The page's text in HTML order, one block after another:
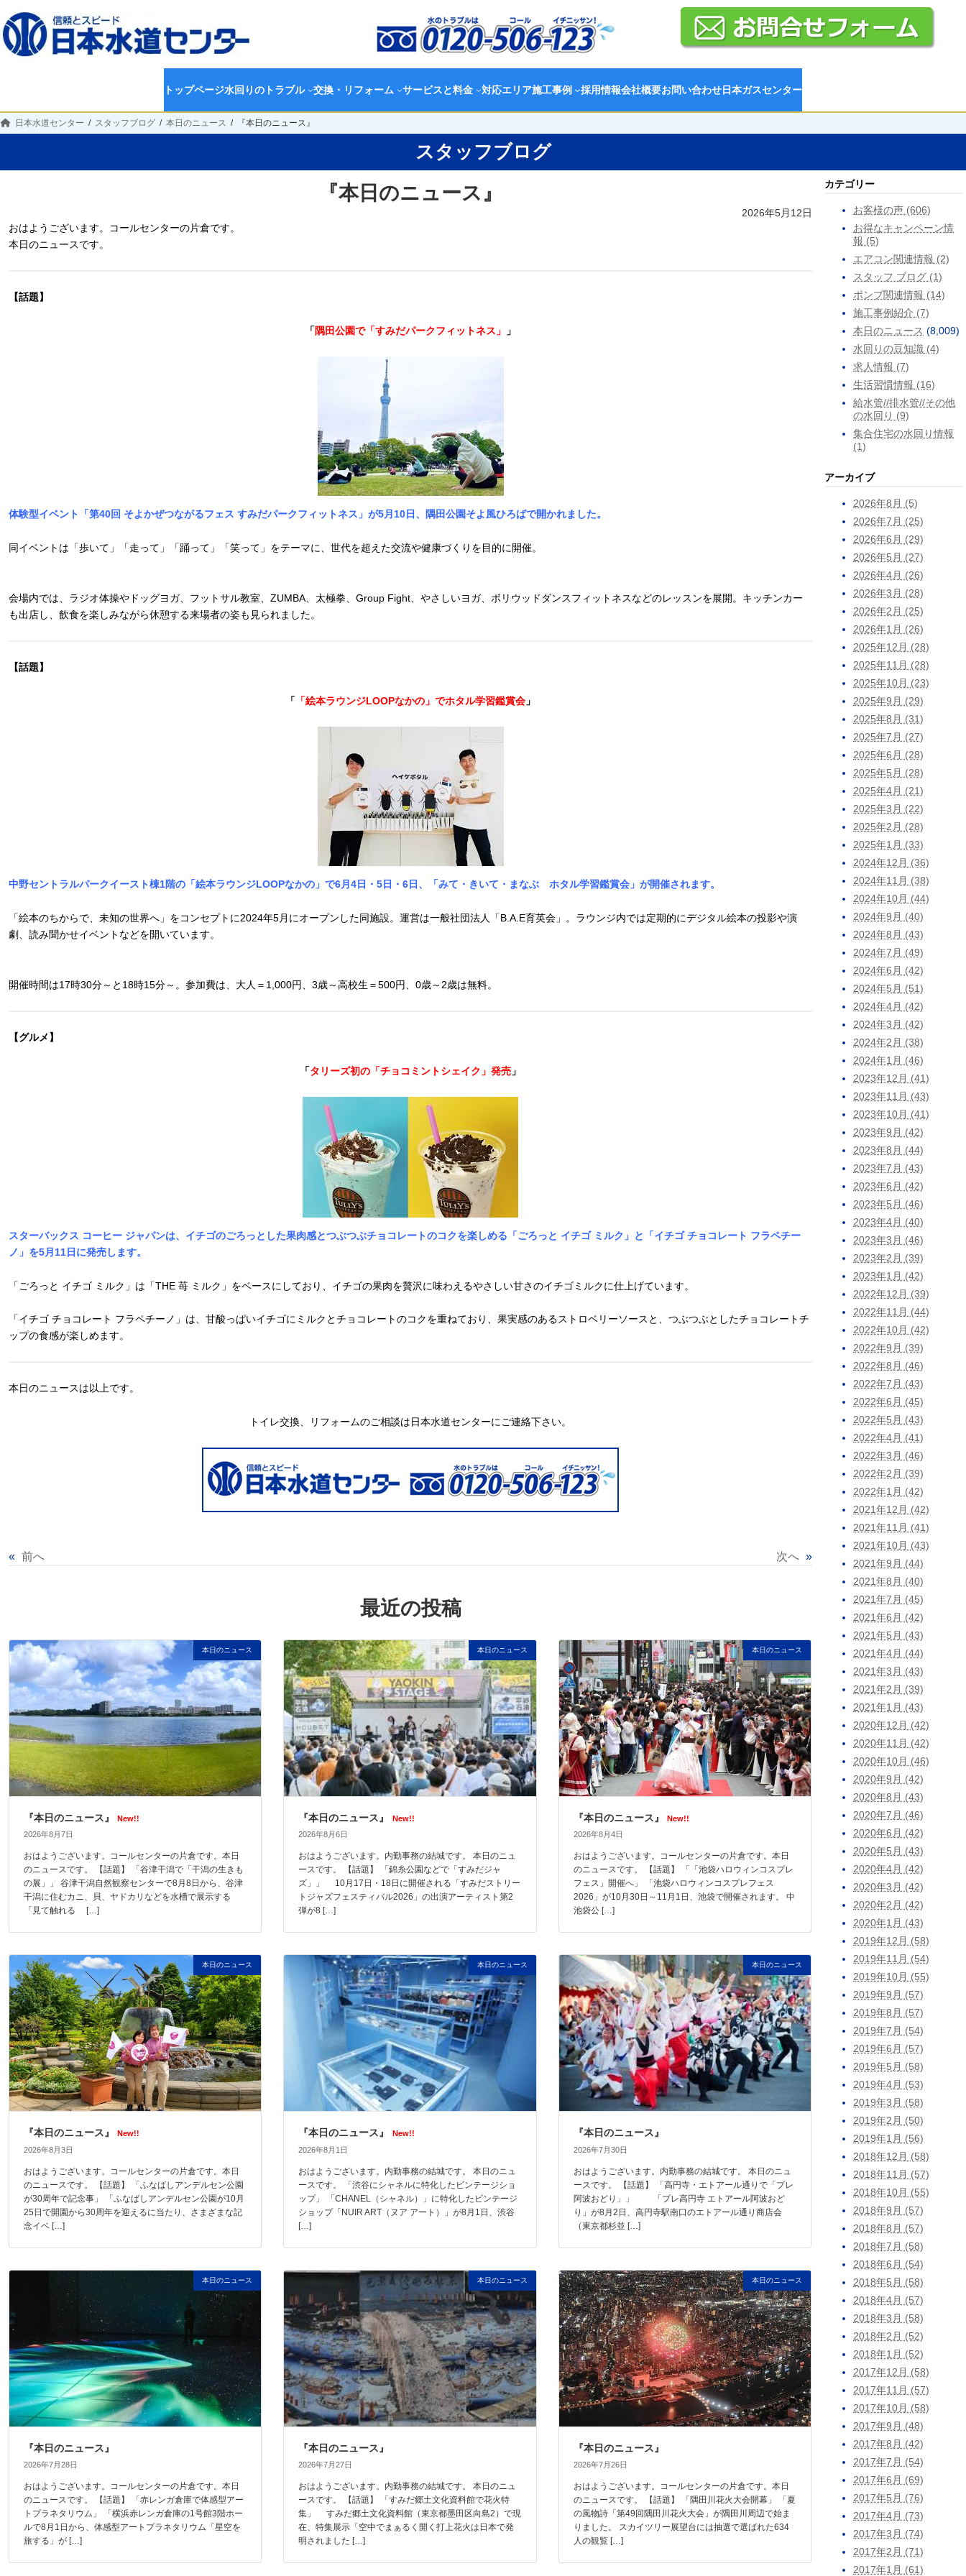
トップページ水回りのトラブル 交換・リフォーム サービスと料金 対応エリア施工事例 採用情報会社概要お問い合わせ日本ガスセンター
日本水道センター スタッフブログ 本日のニュース 『本日のニュース』
スタッフブログ
『本日のニュース』
2026年5月12日
おはようございます。コールセンターの片倉です。
本日のニュースです。
【話題】
「隅田公園で「すみだパークフィットネス」 」
体験型イベント「第40回 そよかぜつながるフェス すみだパークフィットネス」が5月10日、隅田公園そよ風ひろばで開かれました。
同イベントは「歩いて」「走って」「踊って」「笑って」をテーマに、世代を超えた交流や健康づくりを目的に開催。
会場内では、ラジオ体操やドッグヨガ、フットサル教室、ZUMBA、太極拳、Group Fight、やさしいヨガ、ボリウッドダンスフィットネスなどのレッスンを展開。キッチンカー
も出店し、飲食を楽しみながら休憩する来場者の姿も見られました。
【話題】
「 「絵本ラウンジLOOPなかの」でホタル学習鑑賞会 」
中野セントラルパークイースト棟1階の「絵本ラウンジLOOPなかの」で6月4日・5日・6日、「みて・きいて・まなぶ ホタル学習鑑賞会」が開催されます。
「絵本のちからで、未知の世界へ」をコンセプトに2024年5月にオープンした同施設。運営は一般社団法人「B.A.E育英会」。ラウンジ内では定期的にデジタル絵本の投影や演
劇、読み聞かせイベントなどを開いています。
開催時間は17時30分～と18時15分～。参加費は、大人＝1,000円、3歳～高校生＝500円、0歳～2歳は無料。
【グルメ】
「タリーズ初の「チョコミントシェイク」発売 」
スターバックス コーヒー ジャパンは、イチゴのごろっとした果肉感とつぶつぶチョコレートのコクを楽しめる「ごろっと イチゴ ミルク」と「イチゴ チョコレート フラペチー
ノ」を5月11日に発売します。
「ごろっと イチゴ ミルク」は「THE 苺 ミルク」をベースにしており、イチゴの果肉を贅沢に味わえるやさしい甘さのイチゴミルクに仕上げています。
「イチゴ チョコレート フラペチーノ」は、甘酸っぱいイチゴにミルクとチョコレートのコクを重ねており、果実感のあるストロベリーソースと、つぶつぶとしたチョコレートチ
ップの食感が楽しめます。
本日のニュースは以上です。
トイレ交換、リフォームのご相談は日本水道センターにご連絡下さい。
« 前へ 次へ »
最近の投稿
本日のニュース
『本日のニュース』
New!!
2026年8月7日
おはようございます。コールセンターの片倉です。本日
のニュースです。 【話題】 「谷津干潟で「干潟の生きも
の展」」 谷津干潟自然観察センターで8月8日から、谷津
干潟に住むカニ、貝、ヤドカリなどを水槽で展示する
「見て触れる […]
本日のニュース
『本日のニュース』
New!!
2026年8月6日
おはようございます。内勤事務の結城です。 本日のニュ
ースです。 【話題】 「錦糸公園などで「すみだジャ
ズ」」 10月17日・18日に開催される「すみだストリー
トジャズフェスティバル2026」の出演アーティスト第2
弾が8 […]
本日のニュース
『本日のニュース』
New!!
2026年8月4日
おはようございます。コールセンターの片倉です。本日
のニュースです。 【話題】 「「池袋ハロウィンコスプレ
フェス」開催へ」 「池袋ハロウィンコスプレフェス
2026」が10月30日～11月1日、池袋で開催されます。 中
池袋公 […]
本日のニュース
『本日のニュース』
New!!
2026年8月3日
おはようございます。コールセンターの片倉です。本日
のニュースです。 【話題】 「ふなばしアンデルセン公園
が30周年で記念事」 「ふなばしアンデルセン公園が10月
25日で開園から30周年を迎えるに当たり、さまざまな記
念イベ […]
本日のニュース
『本日のニュース』
New!!
2026年8月1日
おはようございます。内勤事務の結城です。 本日のニュ
ースです。 「渋谷にシャネルに特化したビンテージショ
ップ」 「CHANEL（シャネル）」に特化したビンテージ
ショップ「NUIR ART（ヌア アート）」が8月1日、渋谷
[…]
本日のニュース
『本日のニュース』
2026年7月30日
おはようございます。内勤事務の結城です。 本日のニュ
ースです。 【話題】 「高円寺・エトアール通りで「プレ
阿波おどり」」 「プレ高円寺 エトアール阿波おど
り」が8月2日、高円寺駅南口のエトアール通り商店会
（東京都杉並 […]
本日のニュース
『本日のニュース』
2026年7月28日
おはようございます。コールセンターの片倉です。本日
のニュースです。 【話題】 「赤レンガ倉庫で体感型アー
トプラネタリウム」 「横浜赤レンガ倉庫の1号館3階ホー
ルで8月1日から、体感型アートプラネタリウム「星空を
旅する」が […]
本日のニュース
『本日のニュース』
2026年7月27日
おはようございます。内勤事務の結城です。 本日のニュ
ースです。 【話題】 「すみだ郷土文化資料館で花火特
集」 すみだ郷土文化資料館（東京都墨田区向島2）で現
在、特集展示「空中でまぁるく開く打上花火は日本で発
明されました […]
本日のニュース
『本日のニュース』
2026年7月26日
おはようございます。コールセンターの片倉です。本日
のニュースです。 【話題】 「隅田川花火大会開幕」 「夏
の風物詩「第49回隅田川花火大会」が隅田川周辺で始ま
りました。 スカイツリー展望台には抽選で選ばれた634
人の観覧 […]
カテゴリー
お客様の声 (606)
お得なキャンペーン情
報 (5)
エアコン関連情報 (2)
スタッフ ブログ (1)
ポンプ関連情報 (14)
施工事例紹介 (7)
本日のニュース (8,009)
水回りの豆知識 (4)
求人情報 (7)
生活習慣情報 (16)
給水管//排水管//その他
の水回り (9)
集合住宅の水回り情報
(1)
アーカイブ
2026年8月 (5)
2026年7月 (25)
2026年6月 (29)
2026年5月 (27)
2026年4月 (26)
2026年3月 (28)
2026年2月 (25)
2026年1月 (26)
2025年12月 (28)
2025年11月 (28)
2025年10月 (23)
2025年9月 (29)
2025年8月 (31)
2025年7月 (27)
2025年6月 (28)
2025年5月 (28)
2025年4月 (21)
2025年3月 (22)
2025年2月 (28)
2025年1月 (33)
2024年12月 (36)
2024年11月 (38)
2024年10月 (44)
2024年9月 (40)
2024年8月 (43)
2024年7月 (49)
2024年6月 (42)
2024年5月 (51)
2024年4月 (42)
2024年3月 (42)
2024年2月 (38)
2024年1月 (46)
2023年12月 (41)
2023年11月 (43)
2023年10月 (41)
2023年9月 (42)
2023年8月 (44)
2023年7月 (43)
2023年6月 (42)
2023年5月 (46)
2023年4月 (40)
2023年3月 (46)
2023年2月 (39)
2023年1月 (42)
2022年12月 (39)
2022年11月 (44)
2022年10月 (42)
2022年9月 (39)
2022年8月 (46)
2022年7月 (43)
2022年6月 (45)
2022年5月 (43)
2022年4月 (41)
2022年3月 (46)
2022年2月 (39)
2022年1月 (42)
2021年12月 (42)
2021年11月 (41)
2021年10月 (43)
2021年9月 (44)
2021年8月 (40)
2021年7月 (45)
2021年6月 (42)
2021年5月 (43)
2021年4月 (44)
2021年3月 (43)
2021年2月 (39)
2021年1月 (43)
2020年12月 (42)
2020年11月 (42)
2020年10月 (46)
2020年9月 (42)
2020年8月 (43)
2020年7月 (46)
2020年6月 (42)
2020年5月 (43)
2020年4月 (42)
2020年3月 (42)
2020年2月 (42)
2020年1月 (43)
2019年12月 (58)
2019年11月 (54)
2019年10月 (55)
2019年9月 (57)
2019年8月 (57)
2019年7月 (54)
2019年6月 (57)
2019年5月 (58)
2019年4月 (53)
2019年3月 (58)
2019年2月 (50)
2019年1月 (56)
2018年12月 (58)
2018年11月 (57)
2018年10月 (55)
2018年9月 (57)
2018年8月 (57)
2018年7月 (58)
2018年6月 (54)
2018年5月 (58)
2018年4月 (57)
2018年3月 (58)
2018年2月 (52)
2018年1月 (52)
2017年12月 (58)
2017年11月 (57)
2017年10月 (58)
2017年9月 (48)
2017年8月 (42)
2017年7月 (54)
2017年6月 (69)
2017年5月 (76)
2017年4月 (73)
2017年3月 (74)
2017年2月 (71)
2017年1月 (61)